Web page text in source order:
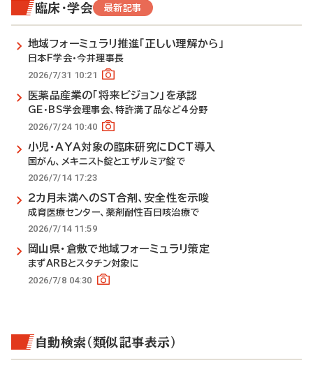
臨床・学会 最新記事
地域フォーミュラリ推進「正しい理解から」
日本F学会・今井理事長
2026/7/31 10:21
医薬品産業の「将来ビジョン」を承認
GE・BS学会理事会、特許満了品など4分野
2026/7/24 10:40
小児・AYA対象の臨床研究にDCT導入
国がん、メキニスト錠とエザルミア錠で
2026/7/14 17:23
2カ月未満へのST合剤、安全性を示唆
成育医療センター、薬剤耐性百日咳治療で
2026/7/14 11:59
岡山県・倉敷で地域フォーミュラリ策定
まずARBとスタチン対象に
2026/7/8 04:30
自動検索（類似記事表示）